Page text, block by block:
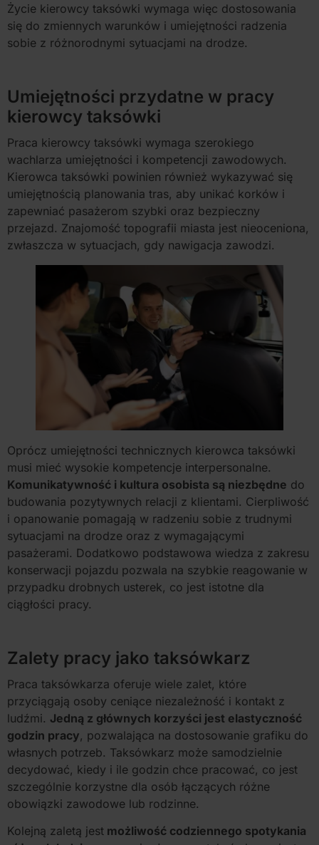
Życie kierowcy taksówki wymaga więc dostosowania
się do zmiennych warunków i umiejętności radzenia
sobie z różnorodnymi sytuacjami na drodze.
Umiejętności przydatne w pracy
kierowcy taksówki
Praca kierowcy taksówki wymaga szerokiego
wachlarza umiejętności i kompetencji zawodowych.
Kierowca taksówki powinien również wykazywać się
umiejętnością planowania tras, aby unikać korków i
zapewniać pasażerom szybki oraz bezpieczny
przejazd. Znajomość topografii miasta jest nieoceniona,
zwłaszcza w sytuacjach, gdy nawigacja zawodzi.
Oprócz umiejętności technicznych kierowca taksówki
musi mieć wysokie kompetencje interpersonalne.
Komunikatywność i kultura osobista są niezbędne do
budowania pozytywnych relacji z klientami. Cierpliwość
i opanowanie pomagają w radzeniu sobie z trudnymi
sytuacjami na drodze oraz z wymagającymi
pasażerami. Dodatkowo podstawowa wiedza z zakresu
konserwacji pojazdu pozwala na szybkie reagowanie w
przypadku drobnych usterek, co jest istotne dla
ciągłości pracy.
Zalety pracy jako taksówkarz
Praca taksówkarza oferuje wiele zalet, które
przyciągają osoby ceniące niezależność i kontakt z
ludźmi. Jedną z głównych korzyści jest elastyczność
godzin pracy, pozwalająca na dostosowanie grafiku do
własnych potrzeb. Taksówkarz może samodzielnie
decydować, kiedy i ile godzin chce pracować, co jest
szczególnie korzystne dla osób łączących różne
obowiązki zawodowe lub rodzinne.
Kolejną zaletą jest możliwość codziennego spotykania